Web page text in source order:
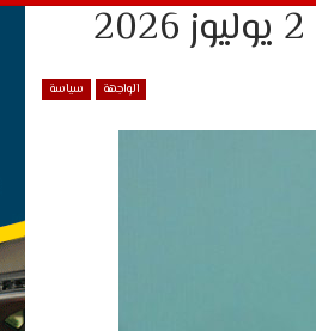
الواجهة سياسة